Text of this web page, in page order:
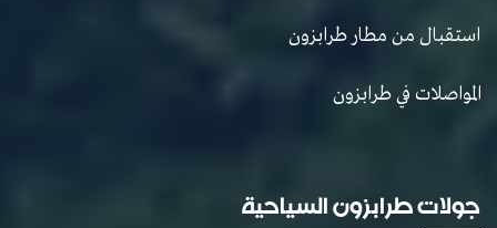
استقبال من مطار طرابزون
المواصلات في طرابزون
جولات طرابزون السياحية